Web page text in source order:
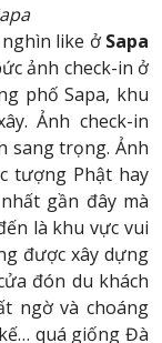
like ở Sapa
ảnh check-in ở
phố Sapa, khu
Ảnh check-in
sang trọng. Ảnh
tượng Phật hay
gần đây mà
là khu vực vui
được xây dựng
đón du khách
ngờ và choáng
quá giống Đà